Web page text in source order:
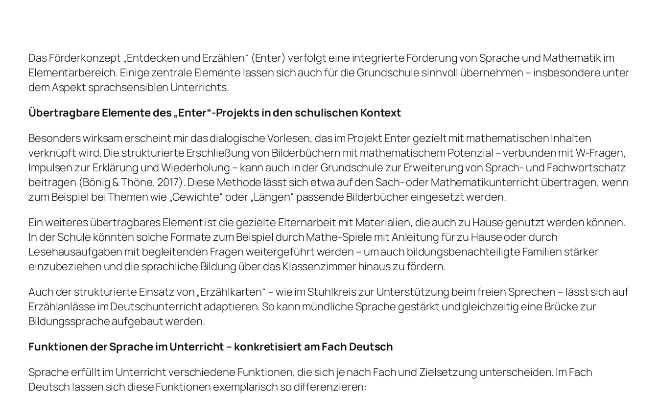
Das Förderkonzept „Entdecken und Erzählen“ (Enter) verfolgt eine integrierte Förderung von Sprache und Mathematik im
Elementarbereich. Einige zentrale Elemente lassen sich auch für die Grundschule sinnvoll übernehmen – insbesondere unter
dem Aspekt sprachsensiblen Unterrichts.
Übertragbare Elemente des „Enter“-Projekts in den schulischen Kontext
Besonders wirksam erscheint mir das dialogische Vorlesen, das im Projekt Enter gezielt mit mathematischen Inhalten
verknüpft wird. Die strukturierte Erschließung von Bilderbüchern mit mathematischem Potenzial – verbunden mit W-Fragen,
Impulsen zur Erklärung und Wiederholung – kann auch in der Grundschule zur Erweiterung von Sprach- und Fachwortschatz
beitragen (Bönig & Thöne, 2017). Diese Methode lässt sich etwa auf den Sach- oder Mathematikunterricht übertragen, wenn
zum Beispiel bei Themen wie „Gewichte“ oder „Längen“ passende Bilderbücher eingesetzt werden.
Ein weiteres übertragbares Element ist die gezielte Elternarbeit mit Materialien, die auch zu Hause genutzt werden können.
In der Schule könnten solche Formate zum Beispiel durch Mathe-Spiele mit Anleitung für zu Hause oder durch
Lesehausaufgaben mit begleitenden Fragen weitergeführt werden – um auch bildungsbenachteiligte Familien stärker
einzubeziehen und die sprachliche Bildung über das Klassenzimmer hinaus zu fördern.
Auch der strukturierte Einsatz von „Erzählkarten“ – wie im Stuhlkreis zur Unterstützung beim freien Sprechen – lässt sich auf
Erzählanlässe im Deutschunterricht adaptieren. So kann mündliche Sprache gestärkt und gleichzeitig eine Brücke zur
Bildungssprache aufgebaut werden.
Funktionen der Sprache im Unterricht – konkretisiert am Fach Deutsch
Sprache erfüllt im Unterricht verschiedene Funktionen, die sich je nach Fach und Zielsetzung unterscheiden. Im Fach
Deutsch lassen sich diese Funktionen exemplarisch so differenzieren: